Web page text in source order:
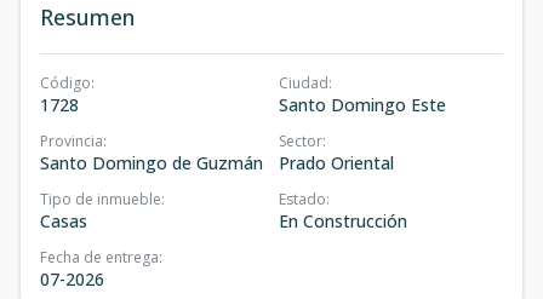
Resumen
Código:
1728
Ciudad:
Santo Domingo Este
Provincia:
Santo Domingo de Guzmán
Sector:
Prado Oriental
Tipo de inmueble:
Casas
Estado:
En Construcción
Fecha de entrega:
07-2026